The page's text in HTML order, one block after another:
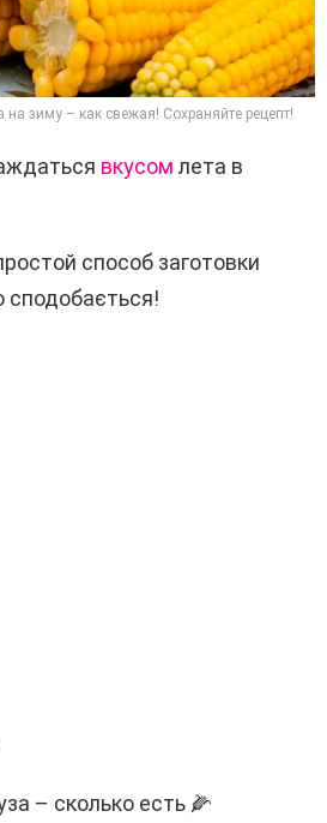
на зиму – как свежая! Сохраняйте рецепт!
вкусом лета в
способ заготовки
сподобається!
– сколько есть 🌽